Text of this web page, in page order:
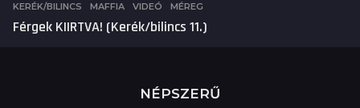
KERÉK/BILINCS ,MAFFIA ,VIDEÓ MÉREG
Férgek KIIRTVA! (Kerék/bilincs 11.)
NÉPSZERŰ